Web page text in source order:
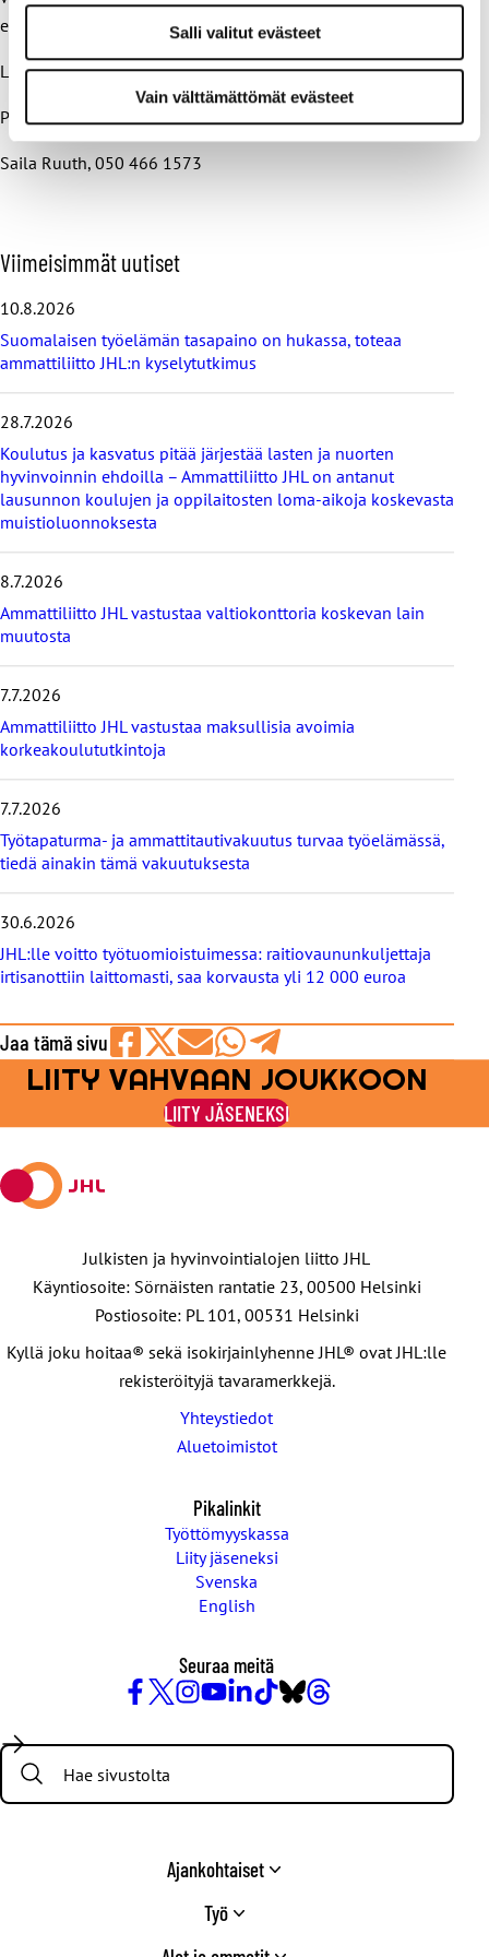
Salli valitut evästeet
Vain välttämättömät evästeet
edelleen kyse.
Lisätietoja:
Päivi Niemi-Laine, 040 702 4772
Saila Ruuth, 050 466 1573
O
h
i
t
a
v
i
m
e
i
s
i
ä
t
u
t
i
e
t
Viimeisimmät uutiset
10.8.2026
Suomalaisen työelämän tasapaino on hukassa, toteaa
ammattiliitto JHL:n kyselytutkimus
28.7.2026
Koulutus ja kasvatus pitää järjestää lasten ja nuorten
hyvinvoinnin ehdoilla – Ammattiliitto JHL on antanut
lausunnon koulujen ja oppilaitosten loma-aikoja koskevasta
muistioluonnoksesta
8.7.2026
Ammattiliitto JHL vastustaa valtiokonttoria koskevan lain
muutosta
7.7.2026
Ammattiliitto JHL vastustaa maksullisia avoimia
korkeakoulututkintoja
7.7.2026
Työtapaturma- ja ammattitautivakuutus turvaa työelämässä,
tiedä ainakin tämä vakuutuksesta
30.6.2026
JHL:lle voitto työtuomioistuimessa: raitiovaununkuljettaja
irtisanottiin laittomasti, saa korvausta yli 12 000 euroa
Jaa tämä sivu
Jaa
Facebookissa
Jaa
viestipalvelu
X:ssä
Jaa
sähköpostilla
Jaa
WhatsAppilla
Jaa
Telegramilla
LIITY VAHVAAN JOUKKOON
LIITY JÄSENEKSI
Julkisten ja hyvinvointialojen liitto JHL
Käyntiosoite: Sörnäisten rantatie 23, 00500 Helsinki
Postiosoite: PL 101, 00531 Helsinki
Kyllä joku hoitaa® sekä isokirjainlyhenne JHL® ovat JHL:lle
rekisteröityjä tavaramerkkejä.
Yhteystiedot
Aluetoimistot
Pikalinkit
Työttömyyskassa
Liity jäseneksi
Svenska
English
Seuraa meitä
/
Twitter
Search:
Ajankohtaiset
Työ